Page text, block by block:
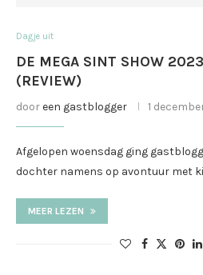
Dagje uit
DE MEGA SINT SHOW
(REVIEW)
dooreen gastblogger 1
Afgelopen woensdag ging
dochter namens op avontuur met
MEER LEZEN